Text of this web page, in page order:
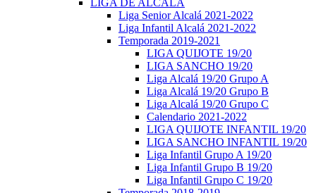
LIGA DE ALCALA
Liga Senior Alcalá 2021-2022
Liga Infantil Alcalá 2021-2022
Temporada 2019-2021
LIGA QUIJOTE 19/20
LIGA SANCHO 19/20
Liga Alcalá 19/20 Grupo A
Liga Alcalá 19/20 Grupo B
Liga Alcalá 19/20 Grupo C
Calendario 2021-2022
LIGA QUIJOTE INFANTIL 19/20
LIGA SANCHO INFANTIL 19/20
Liga Infantil Grupo A 19/20
Liga Infantil Grupo B 19/20
Liga Infantil Grupo C 19/20